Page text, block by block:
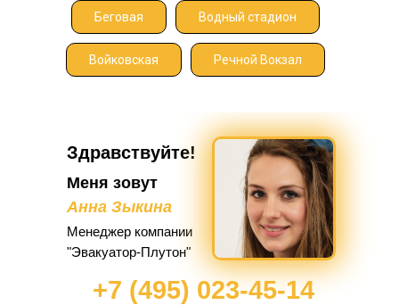
Беговая Водный стадион
Войковская Речной Вокзал
Здравствуйте!
Менеджер компании
"Эвакуатор-Плутон"
Меня зовут
Анна Зыкина
+7 (495) 023-45-14